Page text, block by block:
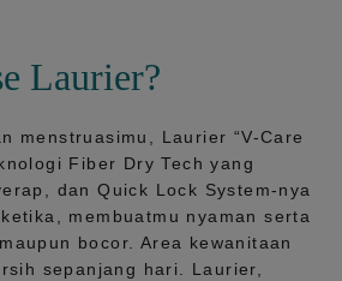
Laurier?
menstruasimu, Laurier “V-Care
Fiber Dry Tech yang
danQuick Lock System-nya
membuatmu nyaman serta
bocor. Area kewanitaan
sepanjang hari.
Laurier,